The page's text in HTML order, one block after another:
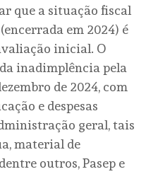
que a situação fiscal
em 2024) é
inicial. O
inadimplência pela
de 2024, com
e despesas
geral, tais
material de
outros, Pasep e